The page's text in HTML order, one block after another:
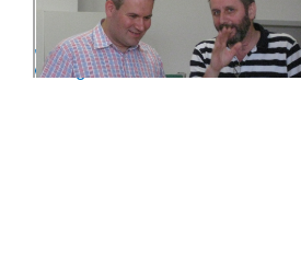
‚Woche der Wr. Chöre‘ in der BV
Alsergrund, Jun 2012